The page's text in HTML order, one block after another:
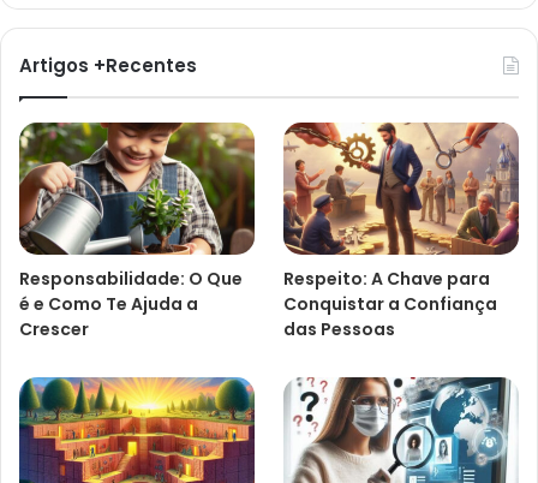
Artigos +Recentes
Responsabilidade: O Que
é e Como Te Ajuda a
Crescer
Respeito: A Chave para
Conquistar a Confiança
das Pessoas